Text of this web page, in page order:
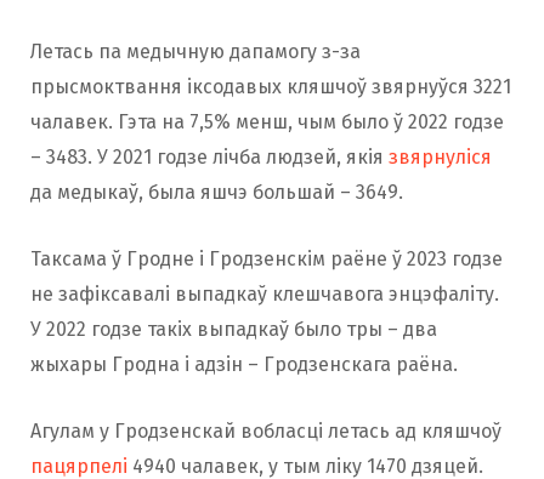
Летась па медычную дапамогу з-за
прысмоктвання іксодавых кляшчоў звярнуўся 3221
чалавек. Гэта на 7,5% менш, чым было ў 2022 годзе
– 3483. У 2021 годзе лічба людзей, якія звярнуліся
да медыкаў, была яшчэ большай – 3649.
Таксама ў Гродне і Гродзенскім раёне ў 2023 годзе
не зафіксавалі выпадкаў клешчавога энцэфаліту.
У 2022 годзе такіх выпадкаў было тры – два
жыхары Гродна і адзін – Гродзенскага раёна.
Агулам у Гродзенскай вобласці летась ад кляшчоў
пацярпелі 4940 чалавек, у тым ліку 1470 дзяцей.